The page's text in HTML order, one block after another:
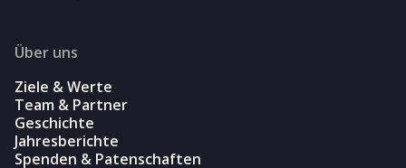
Über uns
Ziele & Werte
Team & Partner
Geschichte
Jahresberichte
Spenden & Patenschaften